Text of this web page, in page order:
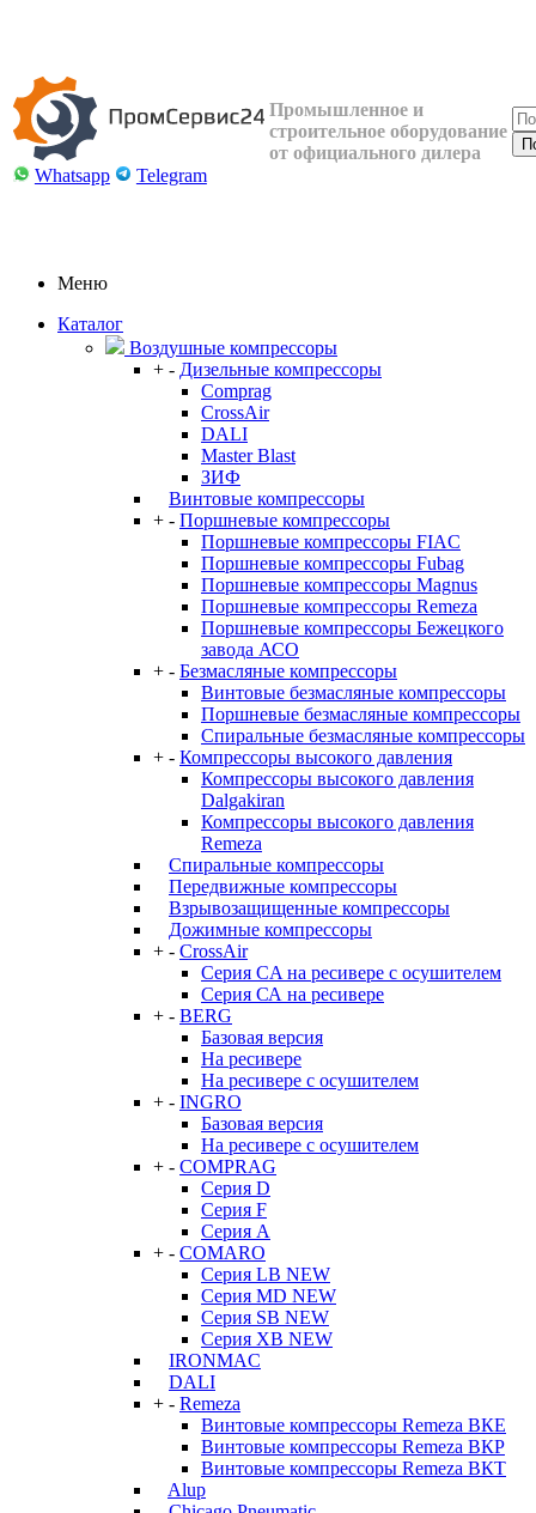
Whatsapp Telegram
Промышленное и
строительное оборудование
от официального дилера
Меню
Каталог
Воздушные компрессоры
+ - Дизельные компрессоры
Comprag
CrossAir
DALI
Master Blast
ЗИФ
Винтовые компрессоры
+ - Поршневые компрессоры
Поршневые компрессоры FIAC
Поршневые компрессоры Fubag
Поршневые компрессоры Magnus
Поршневые компрессоры Remeza
Поршневые компрессоры Бежецкого
завода АСО
+ - Безмасляные компрессоры
Винтовые безмасляные компрессоры
Поршневые безмасляные компрессоры
Спиральные безмасляные компрессоры
+ - Компрессоры высокого давления
Компрессоры высокого давления
Dalgakiran
Компрессоры высокого давления
Remeza
Спиральные компрессоры
Передвижные компрессоры
Взрывозащищенные компрессоры
Дожимные компрессоры
+ - CrossAir
Серия CA на ресивере с осушителем
Серия СА на ресивере
+ - BERG
Базовая версия
На ресивере
На ресивере с осушителем
+ - INGRO
Базовая версия
На ресивере с осушителем
+ - COMPRAG
Серия D
Серия F
Серия А
+ - COMARO
Серия LB NEW
Серия MD NEW
Серия SB NEW
Серия XB NEW
IRONMAC
DALI
+ - Remeza
Винтовые компрессоры Remeza ВКЕ
Винтовые компрессоры Remeza ВКР
Винтовые компрессоры Remeza ВКТ
Alup